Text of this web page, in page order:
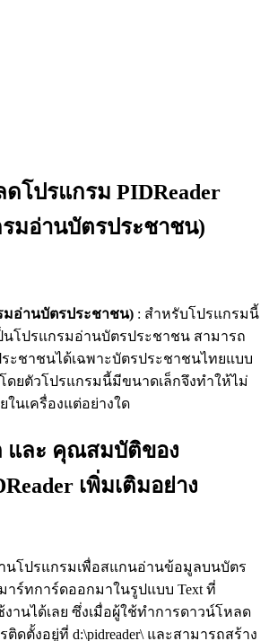
โปรแกรม PIDReader
มอ่านบัตรประชาชน)
มอ่านบัตรประชาชน) : สำหรับโปรแกรมนี้
ป็นโปรแกรมอ่านบัตรประชาชน สามารถ
ะชาชนได้เฉพาะบัตรประชาชนไทยแบบ
ดยตัวโปรแกรมนี้มีขนาดเล็กจึงทำให้ไม่
ในเครื่องแต่อย่างใด
และ คุณสมบัติของ
เพิ่มเติมอย่าง
นโปรแกรมเพื่อสแกนอ่านข้อมูลบนบัตร
ร์ทการ์ดออกมาในรูปแบบ Text ที่
านได้เลย ซึ่งเมื่อผู้ใช้ทำการดาวน์โหลด
ดตั้งอยู่ที่ d:\pidreader\ และสามารถสร้าง